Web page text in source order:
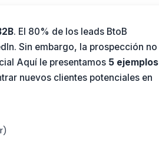
. El 80% de los leads BtoB
Sin embargo, la prospección no
Aquí le presentamos 5 ejemplos
nuevos clientes potenciales en